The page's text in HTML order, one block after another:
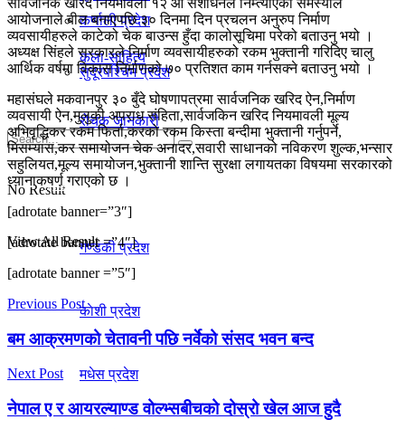
कर्णाली प्रदेश
सुदूरपश्चिम प्रदेश
No Result
View All Result
कला-साहित्य
रोचक जानकारी
प्रदेश
गण्डकी प्रदेश
काेशी प्रदेश
मधेस प्रदेश
आयोजनाले बील बनाएपछि ३० दिनमा दिन प्रचलन अनुरुप निर्माण
व्यवसायीहरुले काटेको चेक बाउन्स हुँदा कालोसूचिमा परेको बताउनु भयो ।
अध्यक्ष सिंहले सरकारले निर्माण व्यवसायीहरुको रकम भुक्तानी गरिदिए चालु
आर्थिक वर्षमा विकास निर्माणको ७० प्रतिशत काम गर्नसक्ने बताउनु भयो ।
महासंघले मकवानपुर ३० बुँदे घोषणापत्रमा सार्वजनिक खरिद ऐन,निर्माण
व्यवसायी ऐन,मुलुकी अपराध संहिता,सार्वजकिन खरिद नियमावली मूल्य
अभिवृद्धिकर रकम फिर्ता,करको रकम किस्ता बन्दीमा भुक्तानी गर्नुपर्ने,
मिसम्यास,कर समायोजन चेक अनादर,सवारी साधानको नविकरण शुल्क,भन्सार
सहुलियत,मूल्य समायोजन,भुक्तानी शान्ति सुरक्षा लगायतका विषयमा सरकारको
ध्यानाकषर्ण गराएको छ ।
[adrotate banner=”3″]
[adrotate banner =”4″]
[adrotate banner =”5″]
Previous Post
बम आक्रमणको चेतावनी पछि नर्वेको संसद भवन बन्द
Next Post
नेपाल ए र आयरल्याण्ड वोल्भ्सबीचको दोस्रो खेल आज हुदै